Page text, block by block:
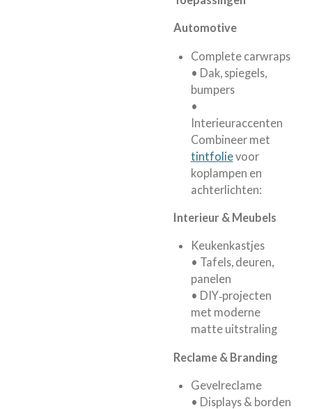
Automotive
Complete carwraps
• Dak, spiegels,
bumpers
•
Interieuraccenten
Combineer met
tintfolievoor
koplampen en
achterlichten:
Interieur & Meubels
Keukenkastjes
• Tafels, deuren,
panelen
• DIY‑projecten
met moderne
matte uitstraling
Reclame & Branding
Gevelreclame
• Displays & borden